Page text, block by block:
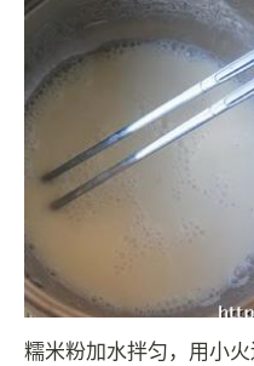
糯米粉加水拌匀，用小